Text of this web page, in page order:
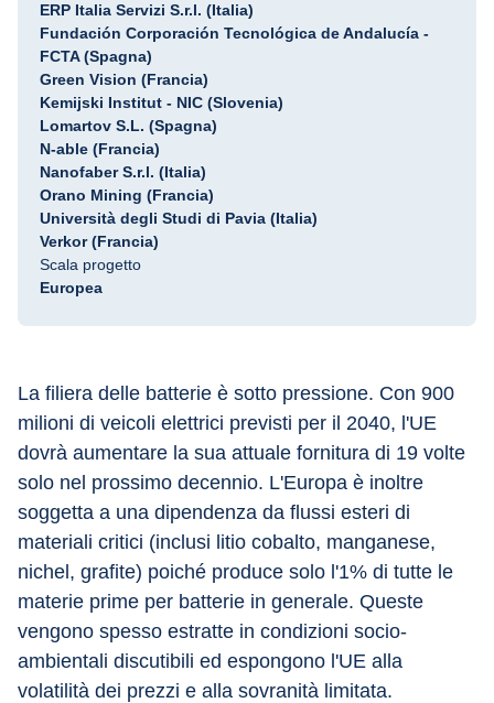
ERP Italia Servizi S.r.l. (Italia)
Fundación Corporación Tecnológica de Andalucía -
FCTA (Spagna)
Green Vision (Francia)
Kemijski Institut - NIC (Slovenia)
Lomartov S.L. (Spagna)
N-able (Francia)
Nanofaber S.r.l. (Italia)
Orano Mining (Francia)
Università degli Studi di Pavia (Italia)
Verkor (Francia)
Scala progetto
Europea
La filiera delle batterie è sotto pressione. Con 900
milioni di veicoli elettrici previsti per il 2040, l'UE
dovrà aumentare la sua attuale fornitura di 19 volte
solo nel prossimo decennio. L'Europa è inoltre
soggetta a una dipendenza da flussi esteri di
materiali critici (inclusi litio cobalto, manganese,
nichel, grafite) poiché produce solo l'1% di tutte le
materie prime per batterie in generale. Queste
vengono spesso estratte in condizioni socio-
ambientali discutibili ed espongono l'UE alla
volatilità dei prezzi e alla sovranità limitata.